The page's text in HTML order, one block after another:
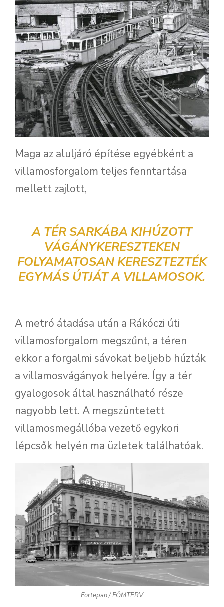
Maga az aluljáró építése egyébként a
villamosforgalom teljes fenntartása
mellett zajlott,
A TÉR SARKÁBA KIHÚZOTT
VÁGÁNYKERESZTEKEN
FOLYAMATOSAN KERESZTEZTÉK
EGYMÁS ÚTJÁT A VILLAMOSOK.
A metró átadása után a Rákóczi úti
villamosforgalom megszűnt, a téren
ekkor a forgalmi sávokat beljebb húzták
a villamosvágányok helyére. Így a tér
gyalogosok által használható része
nagyobb lett. A megszüntetett
villamosmegállóba vezető egykori
lépcsők helyén ma üzletek találhatóak.
Fortepan / FŐMTERV